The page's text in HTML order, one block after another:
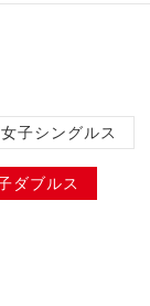
子シングルス
ダブルス